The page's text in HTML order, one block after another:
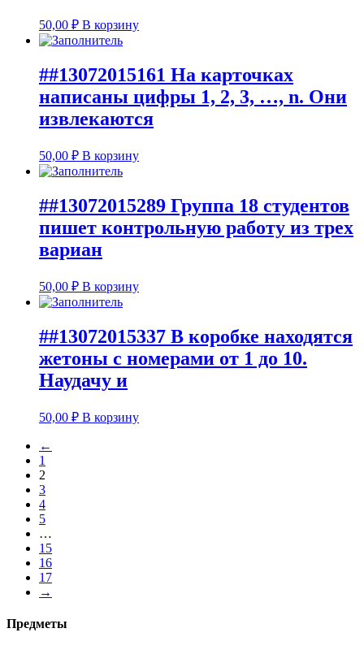
50,00 ₽ В корзину
##13072015161 На карточках
написаны цифры 1, 2, 3, …, n. Они
извлекаются
50,00 ₽ В корзину
##13072015289 Группа 18 студентов
пишет контрольную работу из трех
вариан
50,00 ₽ В корзину
##13072015337 В коробке находятся
жетоны с номерами от 1 до 10.
Наудачу и
50,00 ₽ В корзину
←
1
2
3
4
5
…
15
16
17
→
Предметы